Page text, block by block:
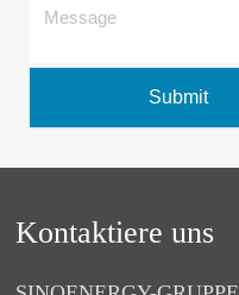
Submit
Kontaktiere uns